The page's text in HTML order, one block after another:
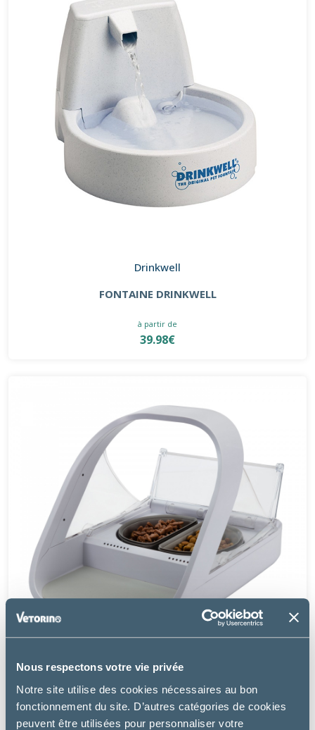
Nous respectons votre vie privée
Notre site utilise des cookies nécessaires au bon
fonctionnement du site. D’autres catégories de cookies
peuvent être utilisées pour personnaliser votre
Drinkwell
FONTAINE DRINKWELL
à partir de
39.98€
SureFeed
DISTRIBUTEUR DE NOURRITURE CONNECTE